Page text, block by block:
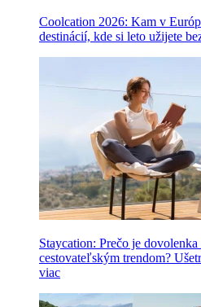
Coolcation 2026: Kam v
destinácií, kde si leto užijete
Staycation: Prečo je
cestovateľským trendom?
viac